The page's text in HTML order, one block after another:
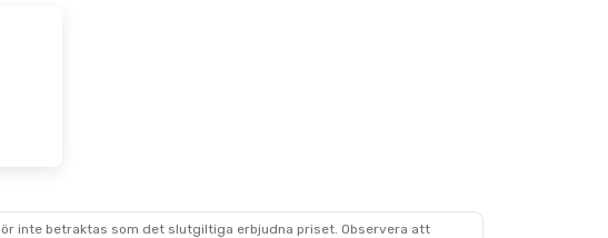
inte betraktas som det slutgiltiga erbjudna priset. Observera att